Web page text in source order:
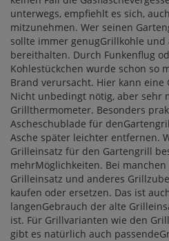
unterwegs, empfiehlt es sich,
mitzunehmen. Wer seinen
sollte immer genugGrillkohle und
bereithalten. Durch Funkenflug
Kohlestückchen wurde schon so
Brand verursacht. Hier kann
Nicht unbedingt nötig, aber sehr
Grillthermometer. Besonders
Ascheschublade für
Asche später leichter entfernen.
Grilleinsatz für den Gartengrill
mehrMöglichkeiten. Bei
Grilleinsatz und anderes
kaufen oder ersetzen. Das ist
langenGebrauch der alte
ist. Für Grillvarianten wie den
gibt es natürlich auch